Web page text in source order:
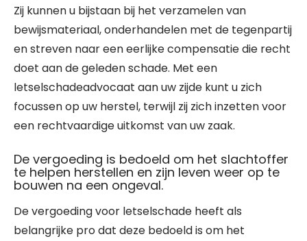
Zij kunnen u bijstaan bij het verzamelen van
bewijsmateriaal, onderhandelen met de tegenpartij
en streven naar een eerlijke compensatie die recht
doet aan de geleden schade. Met een
letselschadeadvocaat aan uw zijde kunt u zich
focussen op uw herstel, terwijl zij zich inzetten voor
een rechtvaardige uitkomst van uw zaak.
De vergoeding is bedoeld om het slachtoffer
te helpen herstellen en zijn leven weer op te
bouwen na een ongeval.
De vergoeding voor letselschade heeft als
belangrijke pro dat deze bedoeld is om het